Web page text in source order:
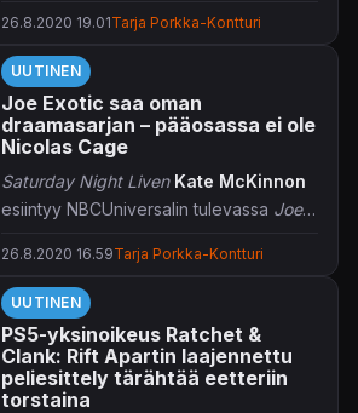
26.8.2020 19.01Tarja Porkka-Kontturi
UUTINEN
Joe Exotic saa oman
draamasarjan – pääosassa ei ole
Nicolas Cage
Saturday Night Liven Kate McKinnon
esiintyy NBCUniversalin tulevassa Joe
26.8.2020 16.59Tarja Porkka-Kontturi
UUTINEN
PS5-yksinoikeus Ratchet &
Clank: Rift Apartin laajennettu
peliesittely tärähtää eetteriin
torstaina